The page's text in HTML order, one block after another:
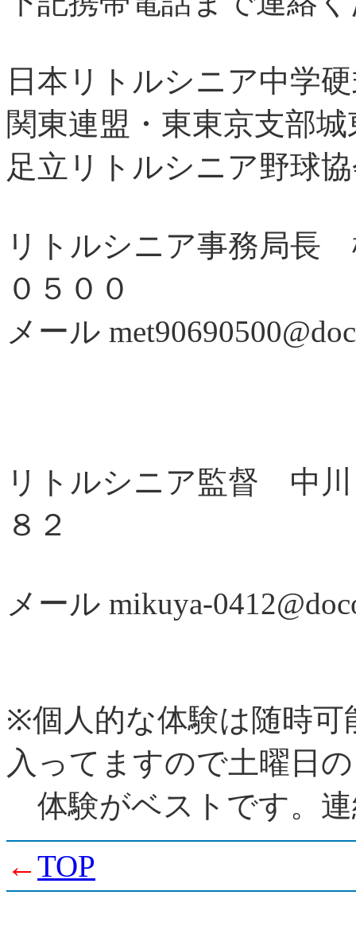
日本リトルシニア中学
関東連盟・東東京支部
足立リトルシニア野球
リトルシニア事務局長
０５００
メール
リトルシニア監督 中川
８２
メール mikuya-
※個人的な体験は随時可
入ってますので土曜日の
体験がベストです。
←TOP